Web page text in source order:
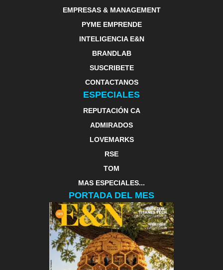
EMPRESAS & MANAGEMENT
PYME EMPRENDE
INTELIGENCIA E&N
BRANDLAB
SUSCRIBETE
CONTACTANOS
ESPECIALES
REPUTACIÓN CA
ADMIRADOS
LOVEMARKS
RSE
TOM
MAS ESPECIALES...
PORTADA DEL MES